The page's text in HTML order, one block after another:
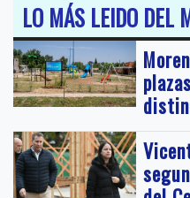
LO MÁS LEIDO DEL